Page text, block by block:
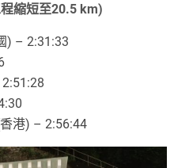
縮短至20.5 km)
) – 2:31:33
港) – 2:56:44